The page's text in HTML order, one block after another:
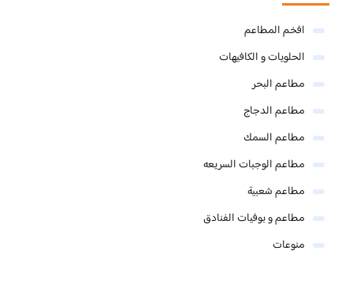
افخم المطاعم
الحلويات و الكافيهات ‎
مطاعم البحر
مطاعم الدجاج
مطاعم السمك
مطاعم الوجبات السريعه
مطاعم شعبية
مطاعم و بوفيات الفنادق
منوعات